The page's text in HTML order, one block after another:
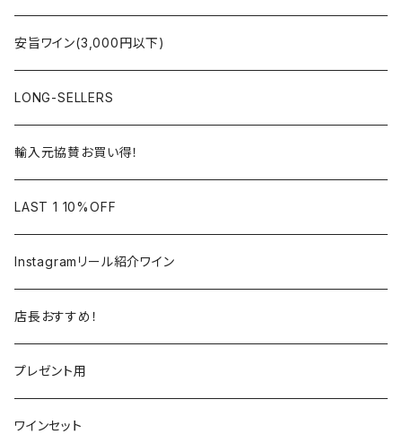
ラングドック・ルーション
アルザス
ロワール
フランス
ラングドック
イタリア
トスカーナ
ヴェネト
スペイン
リオハ
トロ
アメリカ
カリフォルニア
ニュージーランド
ロワール
ローヌ
ラングドック
フランス
イタリア
トスカーナ
ピエモンテ
スペイン
カリニェナ
ドイツ
ニュージーランド
フランス
日本
イタリア
南アフリカ
ニュージーランド
イギリス
ドイツ
アメリカ
アルザス
ドイツ
オーストラリア
カリフォルニア
日本
安旨ワイン(3,000円以下)
LONG-SELLERS
輸入元協賛お買い得！
LAST 1 10%OFF
Instagramリール紹介ワイン
店長おすすめ！
プレゼント用
ワインセット